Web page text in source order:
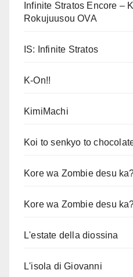
Infinite Stratos Encore –
Rokujuusou OVA
IS: Infinite Stratos
K-On!!
KimiMachi
Koi to senkyo to
Kore wa Zombie desu
Kore wa Zombie desu
L'estate della diossina
L'isola di Giovanni